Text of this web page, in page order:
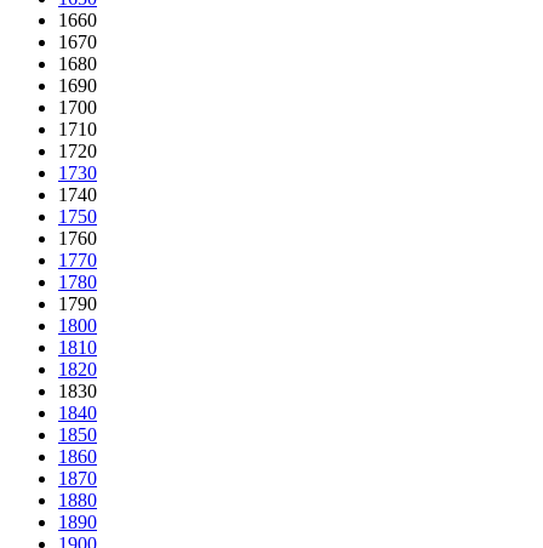
1660
1670
1680
1690
1700
1710
1720
1730
1740
1750
1760
1770
1780
1790
1800
1810
1820
1830
1840
1850
1860
1870
1880
1890
1900